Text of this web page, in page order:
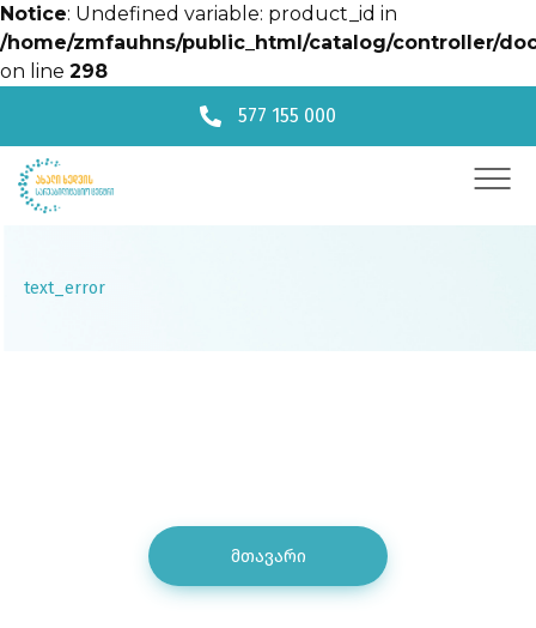
Notice: Undefined variable: product_id in
/home/zmfauhns/public_html/catalog/controller/
on line 298
577 155 000
text_error
Მთავარი